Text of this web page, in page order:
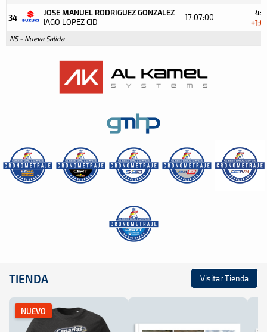
34
JOSE MANUEL RODRIGUEZ GONZALEZ
IAGO LOPEZ CID 17:07:00
NS - Nueva Salida
TIENDA Visitar Tienda
NUEVO